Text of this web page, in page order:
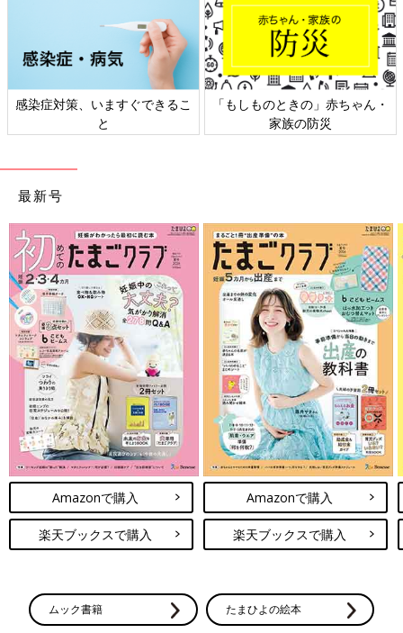
感染症対策、いますぐできるこ
と
「もしものときの」赤ちゃん・
家族の防災
最新号
Amazonで購入
楽天ブックスで購入
Amazonで購入
楽天ブックスで購入
ムック書籍 たまひよの絵本